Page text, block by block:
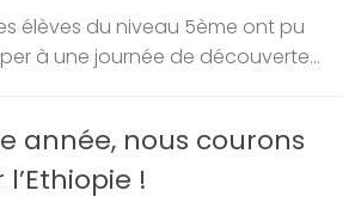
élèves du niveau 5ème ont pu
à une journée de découverte...
année, nous courons
!